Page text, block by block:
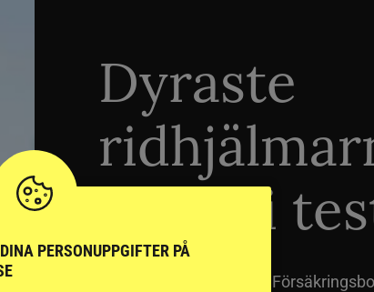
Dyraste
sämst i
PERSONUPPGIFTER PÅ